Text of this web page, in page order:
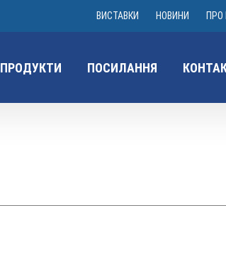
ВИСТАВКИ НОВИНИ ПРО
ПРОДУКТИ ПОСИЛАННЯ